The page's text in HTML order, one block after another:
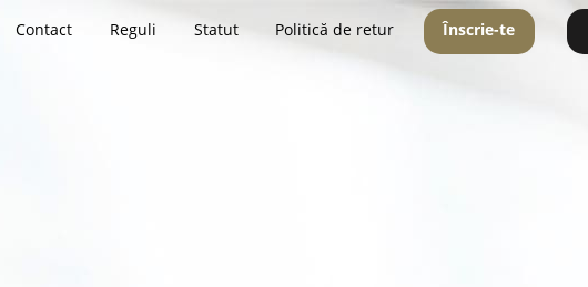
Contact Reguli Statut Politică de retur Înscrie-te